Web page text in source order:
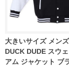
大きいサイズ メン
DUCK DUDE スウ
アム ジャケット ブ